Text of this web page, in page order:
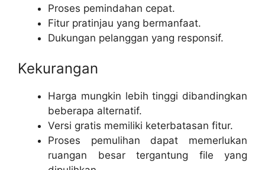
Proses pemindahan cepat.
Fitur pratinjau yang bermanfaat.
Dukungan pelanggan yang responsif.
Kekurangan
Harga mungkin lebih tinggi dibandingkan
beberapa alternatif.
Versi gratis memiliki keterbatasan fitur.
Proses pemulihan dapat memerlukan
ruangan besar tergantung file yang